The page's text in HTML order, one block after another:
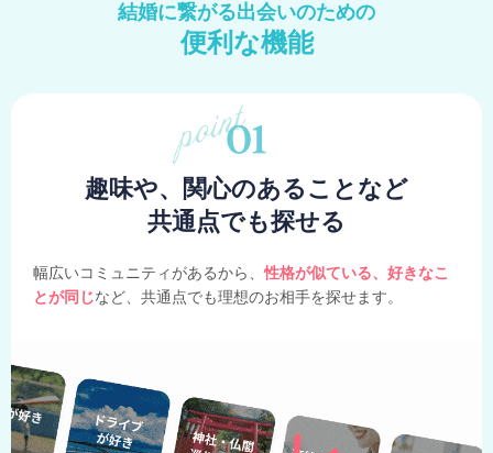
結婚に繋がる出会いのための
便利な機能
趣味や、関心のあることなど
共通点でも探せる
幅広いコミュニティがあるから、性格が似ている、好きなこ
とが同じなど、共通点でも理想のお相手を探せます。